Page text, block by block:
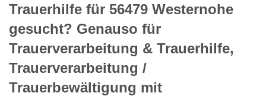
Trauerhilfe für 56479 Westernohe
gesucht? Genauso für
Trauerverarbeitung & Trauerhilfe,
Trauerverarbeitung /
Trauerbewältigung mit